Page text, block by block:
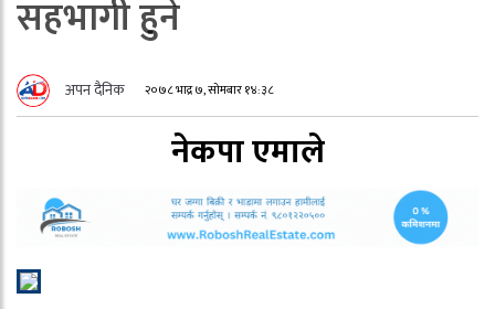
सहभागी हुने
अपन दैनिक २०७८ भाद्र ७, सोमबार १४:३८
नेकपा एमाले